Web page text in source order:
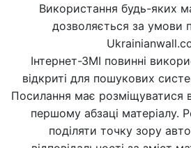
Використання будь-яких
дозволяється за умови
Інтернет-ЗМІ повинні
відкриті для пошукових
Посилання має розміщуватися
першому абзаці матеріалу.
поділяти точку зору